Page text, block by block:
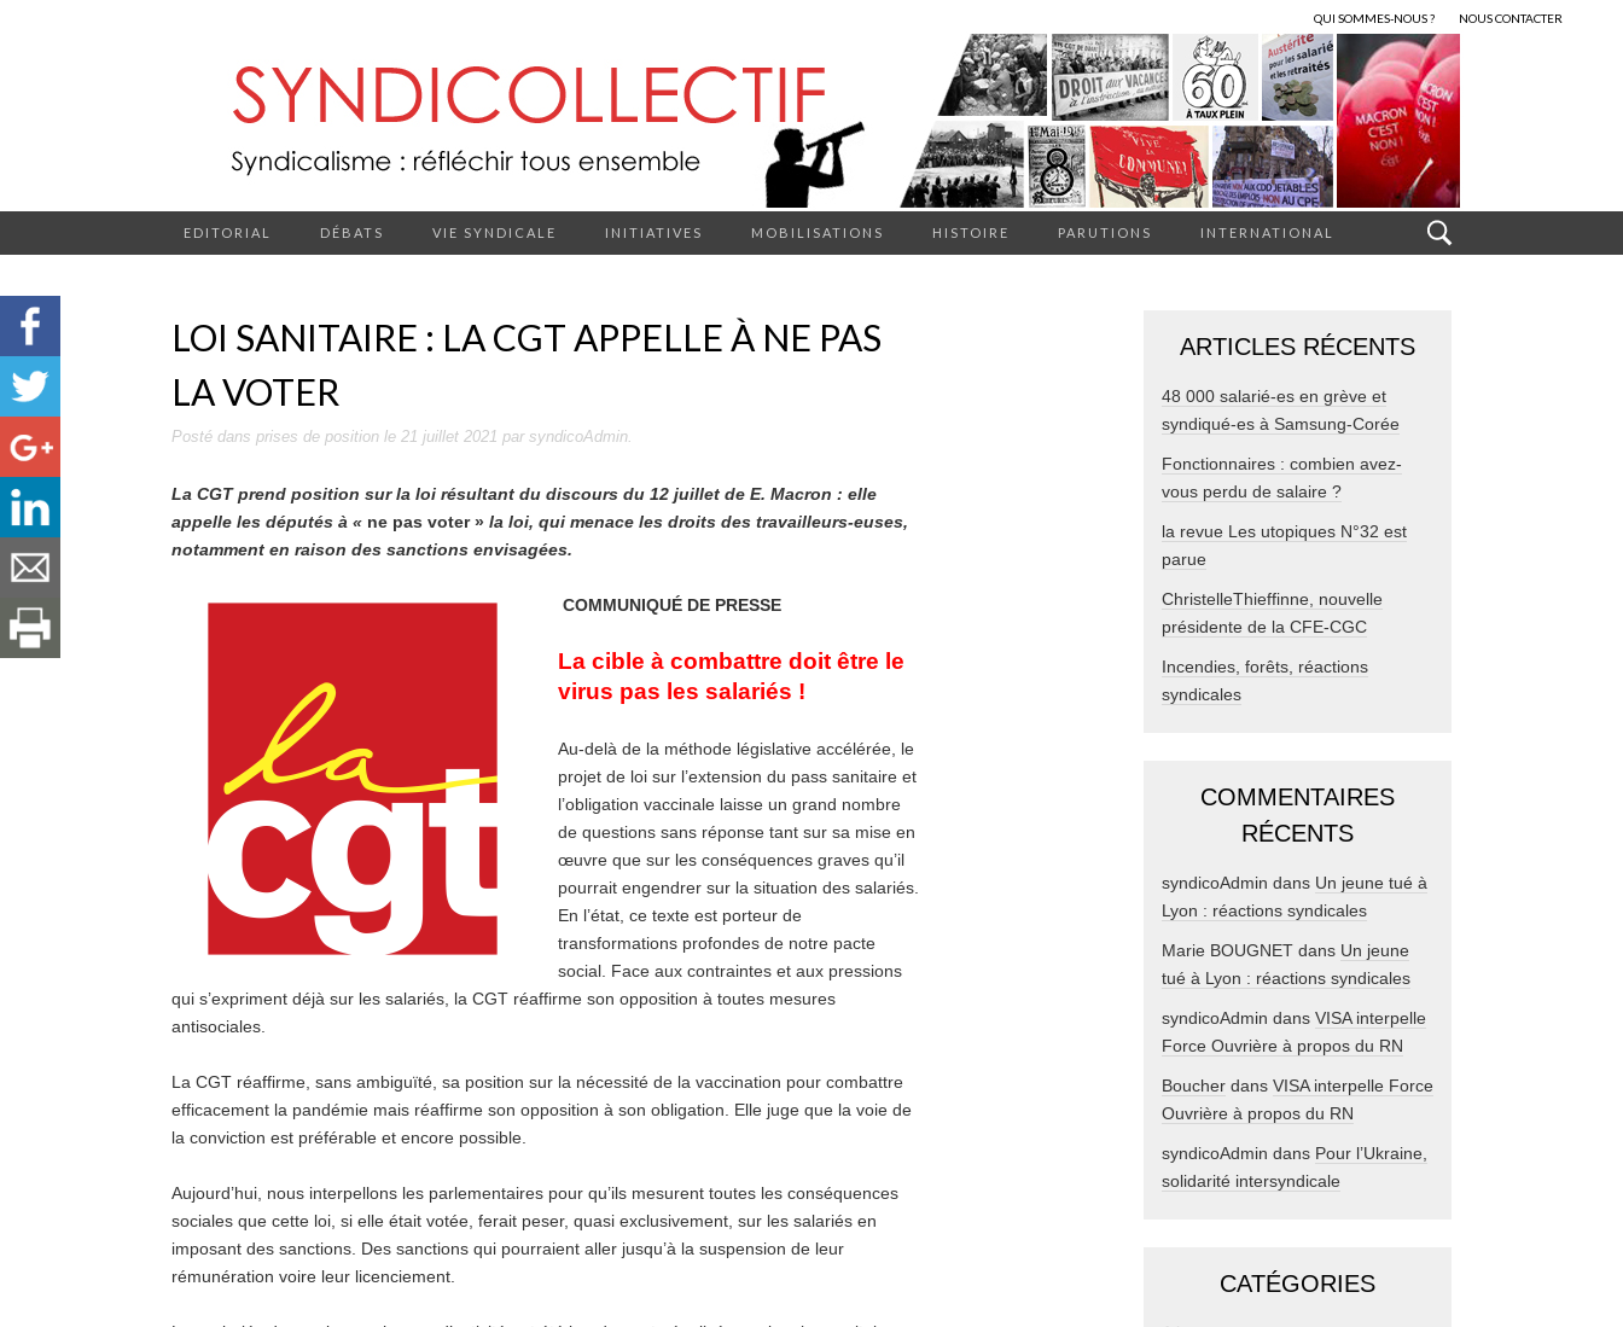
QUI SOMMES-NOUS ? NOUS CONTACTER
EDITORIAL DÉBATS VIE SYNDICALE INITIATIVES MOBILISATIONS HISTOIRE PARUTIONS INTERNATIONAL
LOI SANITAIRE : LA CGT APPELLE À NE PAS
LA VOTER
Posté dans prises de position le 21 juillet 2021 par syndicoAdmin.
La CGT prend position sur la loi résultant du discours du 12 juillet de E. Macron : elle
appelle les députés à « ne pas voter » la loi, qui menace les droits des travailleurs-euses,
notamment en raison des sanctions envisagées.
COMMUNIQUÉ DE PRESSE
La cible à combattre doit être le
virus pas les salariés !
Au-delà de la méthode législative accélérée, le
projet de loi sur l’extension du pass sanitaire et
l’obligation vaccinale laisse un grand nombre
de questions sans réponse tant sur sa mise en
œuvre que sur les conséquences graves qu’il
pourrait engendrer sur la situation des salariés.
En l’état, ce texte est porteur de
transformations profondes de notre pacte
social. Face aux contraintes et aux pressions
qui s’expriment déjà sur les salariés, la CGT réaffirme son opposition à toutes mesures
antisociales.
La CGT réaffirme, sans ambiguïté, sa position sur la nécessité de la vaccination pour combattre
efficacement la pandémie mais réaffirme son opposition à son obligation. Elle juge que la voie de
la conviction est préférable et encore possible.
Aujourd’hui, nous interpellons les parlementaires pour qu’ils mesurent toutes les conséquences
sociales que cette loi, si elle était votée, ferait peser, quasi exclusivement, sur les salariés en
imposant des sanctions. Des sanctions qui pourraient aller jusqu’à la suspension de leur
rémunération voire leur licenciement.
ARTICLES RÉCENTS
48 000 salarié-es en grève et
syndiqué-es à Samsung-Corée
Fonctionnaires : combien avez-
vous perdu de salaire ?
la revue Les utopiques N°32 est
parue
ChristelleThieffinne, nouvelle
présidente de la CFE-CGC
Incendies, forêts, réactions
syndicales
COMMENTAIRES
RÉCENTS
syndicoAdmin dans Un jeune tué à
Lyon : réactions syndicales
Marie BOUGNET dans Un jeune
tué à Lyon : réactions syndicales
syndicoAdmin dans VISA interpelle
Force Ouvrière à propos du RN
Boucher dans VISA interpelle Force
Ouvrière à propos du RN
syndicoAdmin dans Pour l’Ukraine,
solidarité intersyndicale
CATÉGORIES